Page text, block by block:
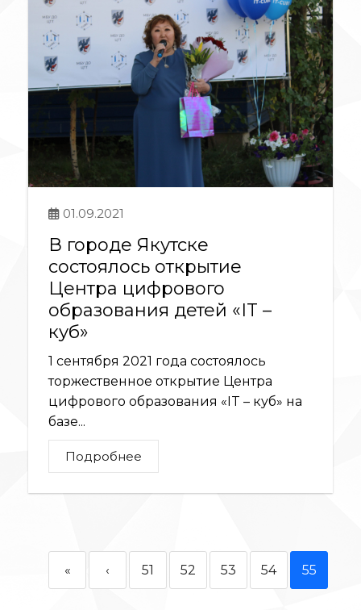
01.09.2021
В городе Якутске
состоялось открытие
Центра цифрового
образования детей «IT –
куб»
1 сентября 2021 года состоялось
торжественное открытие Центра
цифрового образования «IT – куб» на
базе...
Подробнее
« ‹ 51 52 53 54 55